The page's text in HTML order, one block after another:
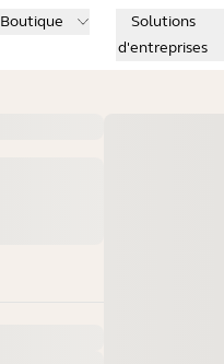
Boutique
Solutions
d'entreprises